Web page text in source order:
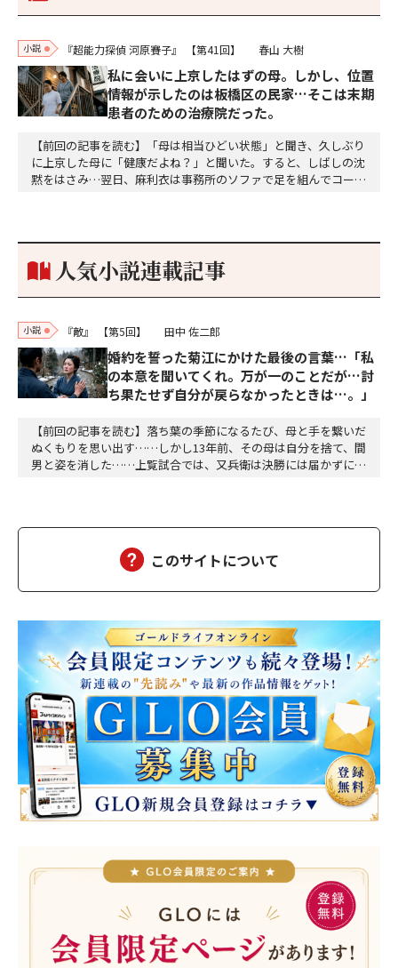
小説 『超能力探偵 河原賽子』 【第41回】 春山 大樹
私に会いに上京したはずの母。しかし、位置
情報が示したのは板橋区の民家…そこは末期
患者のための治療院だった。
【前回の記事を読む】「母は相当ひどい状態」と聞き、久しぶり
に上京した母に「健康だよね？」と聞いた。すると、しばしの沈
黙をはさみ…翌日、麻利衣は事務所のソファで足を組んでコーヒ
個のサイコロが握られていた。「やはり私はあなたの超…
人気小説連載記事
小説 『敵』 【第5回】 田中 佐二郎
婚約を誓った菊江にかけた最後の言葉…「私
の本意を聞いてくれ。万が一のことだが…討
ち果たせず自分が戻らなかったときは…。」
【前回の記事を読む】落ち葉の季節になるたび、母と手を繋いだ
ぬくもりを思い出す……しかし13年前、その母は自分を捨て、間
男と姿を消した……上覧試合では、又兵衛は決勝には届かずに敗
水左衛門(しみずさえもん)先生で、流派はよくはわ…
このサイトについて